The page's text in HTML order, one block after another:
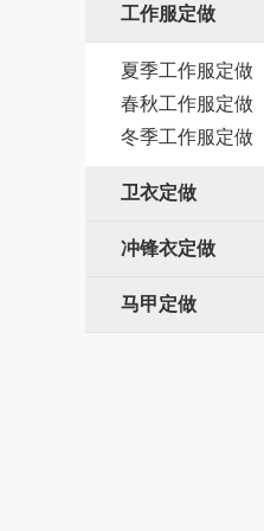
工作服定做
夏季工作服定做
春秋工作服定做
冬季工作服定做
卫衣定做
冲锋衣定做
马甲定做